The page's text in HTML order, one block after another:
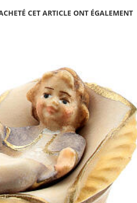
CET ARTICLE ONT ÉGALEMENT